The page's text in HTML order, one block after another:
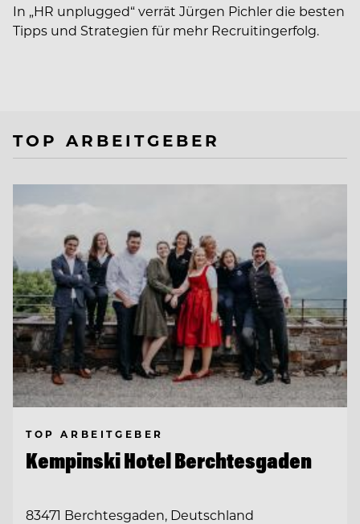
In ­„HR unplugged“ verrät Jürgen Pichler die besten
Tipps und Strategien für mehr Recruitingerfolg.
TOP ARBEITGEBER
TOP ARBEITGEBER
Kempinski Hotel Berchtesgaden
83471 Berchtesgaden, Deutschland